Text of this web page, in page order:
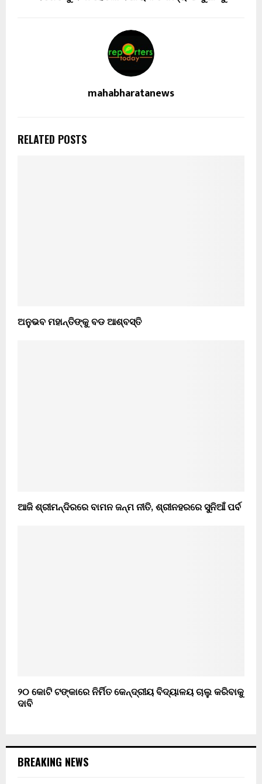
mahabharatanews
RELATED POSTS
ଅନୁଭବ ମହାନ୍ତିଙ୍କୁ ବଡ ଆଶ୍ବସ୍ତି
ଆଜି ଶ୍ରୀମନ୍ଦିରରେ ବାମନ ଜନ୍ମ ନୀତି, ଶ୍ରୀନହରରେ ସୁନିଆଁ ପର୍ବ
୨୦ କୋଟି ଟଙ୍କାରେ ନିର୍ମିତ କେନ୍ଦ୍ରୀୟ ବିଦ୍ୟାଳୟ ଚାଲୁ କରିବାକୁ
ଦାବି
BREAKING NEWS